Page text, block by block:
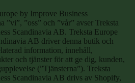
by Improve Business
”vi”, ”oss” och ”vår” avser Treksta
Scandinavia AB. Treksta Europe
AB driver denna butik och
information, innehåll,
och tjänster för att ge dig, kunden,
(”Tjänsterna”). Treksta
Scandinavia AB drivs av Shopify,